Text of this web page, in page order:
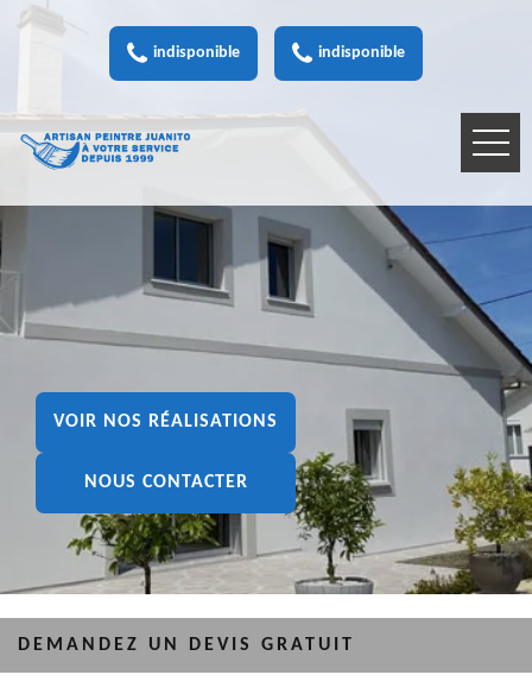
indisponible indisponible
VOIR NOS RÉALISATIONS
NOUS CONTACTER
DEMANDEZ UN DEVIS GRATUIT